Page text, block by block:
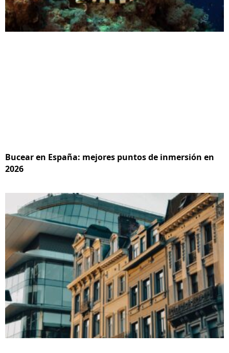
Bucear en España: mejores puntos de inmersión en
2026